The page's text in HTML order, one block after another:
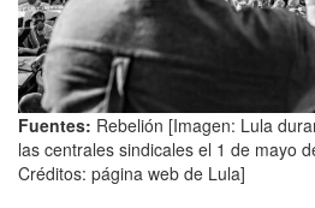
Fuentes: Rebelión [Imagen: Lula
las centrales sindicales el 1 de mayo
Créditos: página web de Lula]